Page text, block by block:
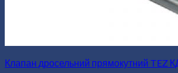
Клапан дросельний прямокутний TEZ